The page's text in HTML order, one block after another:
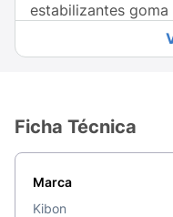
estabilizantes goma
corantes carmim,
aromatizantes e
Contém Glúten e
Soja. Pode Conter
Aveia, Castanha-
Ficha Técnica
Marca
Kibon